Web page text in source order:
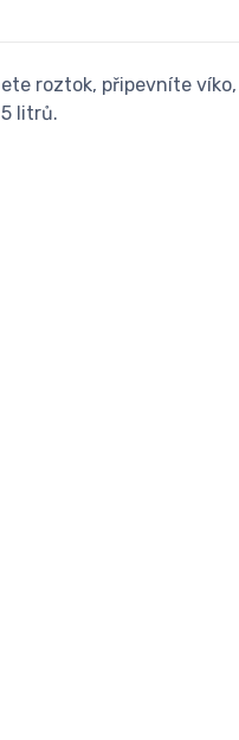
roztok, připevníte
litrů.